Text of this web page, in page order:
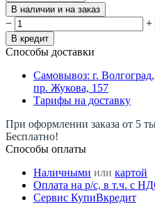
В наличии и на заказ
− +
В кредит
Способы доставки
Самовывоз: г. Волгоград,
пр. Жукова, 157
Тарифы на доставку
При оформлении заказа от 5
Бесплатно!
Способы оплаты
Наличными или картой
Оплата на р/c, в т.ч. с
Сервис КупиВкредит